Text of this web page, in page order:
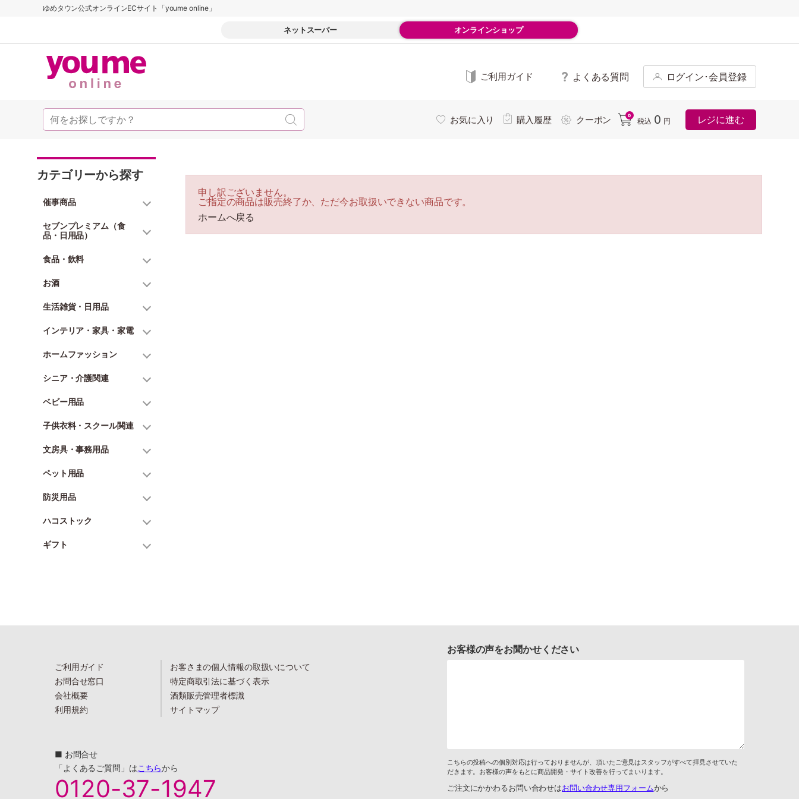
ゆめタウン公式オンラインECサイト「youme online」
ネットスーパー オンラインショップ
ご利用ガイド よくある質問 ログイン･会員登録
お気に入り 購入履歴 クーポン 0
税込 0 円 レジに進む
カテゴリーから探す
催事商品
セブンプレミアム（食
品・日用品）
食品・飲料
お酒
生活雑貨・日用品
インテリア・家具・家電
ホームファッション
シニア・介護関連
ベビー用品
子供衣料・スクール関連
文房具・事務用品
ペット用品
防災用品
ハコストック
ギフト
申し訳ございません。
ご指定の商品は販売終了か、ただ今お取扱いできない商品です。
ホームへ戻る
ご利用ガイド
お問合せ窓口
会社概要
利用規約
お客さまの個人情報の取扱いについて
特定商取引法に基づく表示
酒類販売管理者標識
サイトマップ
■ お問合せ
「よくあるご質問」はこちらから
0120-37-1947
お客様の声をお聞かせください
こちらの投稿への個別対応は行っておりませんが、頂いたご意見はスタッフがすべて拝見させていた
だきます。お客様の声をもとに商品開発・サイト改善を行ってまいります。
ご注文にかかわるお問い合わせはお問い合わせ専用フォームから